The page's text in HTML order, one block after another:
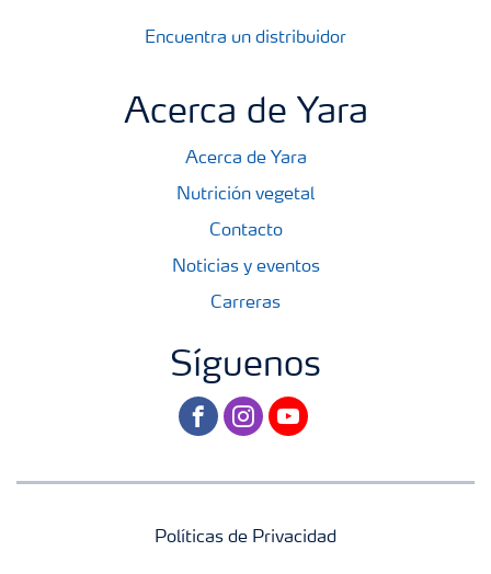
Encuentra un distribuidor
Acerca de Yara
Acerca de Yara
Nutrición vegetal
Contacto
Noticias y eventos
Carreras
Síguenos
facebookinstagram
youtube
Políticas de Privacidad